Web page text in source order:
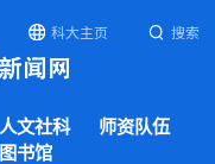
科大主页 搜索
人文社科
师资队伍
图书馆